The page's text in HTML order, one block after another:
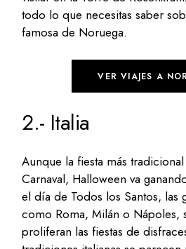
todo lo que necesitas saber
famosa de Noruega.
VER VIAJES A
2.- Italia
Aunque la fiesta más
Carnaval, Halloween va
el día de Todos los Santos, las
como Roma, Milán o Nápoles,
proliferan las fiestas de